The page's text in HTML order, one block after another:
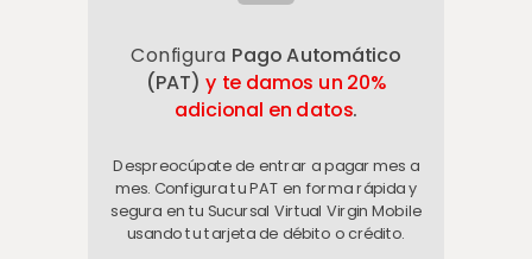
Configura Pago Automático
(PAT) y te damos un 20%
adicional en datos.
Despreocúpate de entrar a pagar mes a
mes. Configura tu PAT en forma rápida y
segura en tu Sucursal Virtual Virgin Mobile
usando tutarjeta de débito o crédito.